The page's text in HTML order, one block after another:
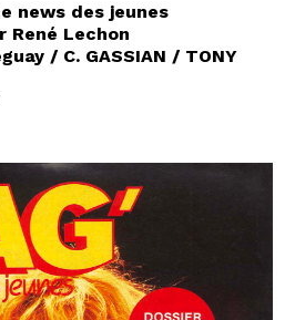
news des jeunes
René Lechon
/ C. GASSIAN / TONY